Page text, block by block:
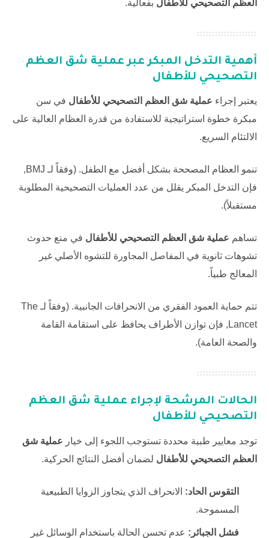
العظم التصحيحي للأطفال بفعالية.
أهمية التدخل المبكر عبر عملية شق العظم
التصحيحي للأطفال
يعتبر إجراء عملية شق العظم التصحيحي للأطفال في سن
مبكرة خطوة استراتيجية للاستفادة من قدرة العظام العالية على
الالتئام السريع.
تنمو العظام المصححة بشكل أفضل مع الطفل. (وفقاً لـ BMJ
,
فإن التدخل المبكر يقلل من عدد العمليات التصحيحية المطلوبة
مستقبلاً).
تساهم عملية شق العظم التصحيحي للأطفال في منع حدوث
تشوهات ثانوية في المفاصل المجاورة للتشوه الأصلي غير
المعالج طبياً.
تتم حماية العمود الفقري من الانحرافات الجانبية. (وفقاً لـ The
Lancet , فإن توازن الأطراف يحافظ على استقامة القامة
والصحة العامة).
الحالات المرشحة لإجراء عملية شق العظم
التصحيحي للأطفال
توجد معايير طبية محددة تستوجب اللجوء إلى خيار عملية شق
العظم التصحيحي للأطفال لضمان أفضل النتائج الحركية.
التقوس الحاد: الانحراف الذي يتجاوز الزوايا الطبيعية
المسموحة.
فشل الجبائر: عدم تحسن الحالة باستخدام الوسائل غير